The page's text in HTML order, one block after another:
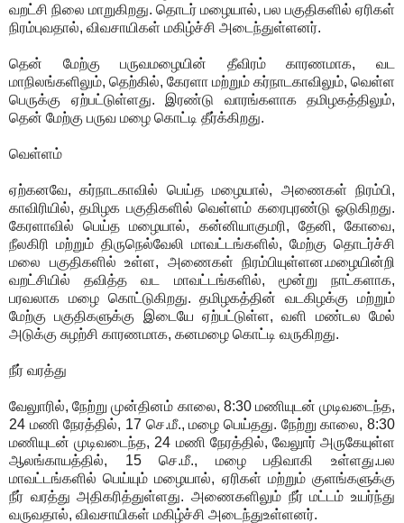
வறட்சி நிலை மாறுகிறது. தொடர் மழையால், பல பகுதிகளில் ஏரிகள்
நிரம்புவதால், விவசாயிகள் மகிழ்ச்சி அடைந்துள்ளனர்.
தென் மேற்கு பருவமழையின் தீவிரம் காரணமாக, வட
மாநிலங்களிலும், தெற்கில், கேரளா மற்றும் கர்நாடகாவிலும், வெள்ள
பெருக்கு ஏற்பட்டுள்ளது. இரண்டு வாரங்களாக தமிழகத்திலும்,
தென் மேற்கு பருவ மழை கொட்டி தீர்க்கிறது.
வெள்ளம்
ஏற்கனவே, கர்நாடகாவில் பெய்த மழையால், அணைகள் நிரம்பி,
காவிரியில், தமிழக பகுதிகளில் வெள்ளம் கரைபுரண்டு ஓடுகிறது.
கேரளாவில் பெய்த மழையால், கன்னியாகுமரி, தேனி, கோவை,
நீலகிரி மற்றும் திருநெல்வேலி மாவட்டங்களில், மேற்கு தொடர்ச்சி
மலை பகுதிகளில் உள்ள, அணைகள் நிரம்பியுள்ளன.மழையின்றி
வறட்சியில் தவித்த வட மாவட்டங்களில், மூன்று நாட்களாக,
பரவலாக மழை கொட்டுகிறது. தமிழகத்தின் வடகிழக்கு மற்றும்
மேற்கு பகுதிகளுக்கு இடையே ஏற்பட்டுள்ள, வளி மண்டல மேல்
அடுக்கு சுழற்சி காரணமாக, கனமழை கொட்டி வருகிறது.
நீர் வரத்து
வேலுாரில், நேற்று முன்தினம் காலை, 8:30 மணியுடன் முடிவடைந்த,
24 மணி நேரத்தில், 17 செ.மீ., மழை பெய்தது. நேற்று காலை, 8:30
மணியுடன் முடிவடைந்த, 24 மணி நேரத்தில், வேலுார் அருகேயுள்ள
ஆலங்காயத்தில், 15 செ.மீ., மழை பதிவாகி உள்ளது.பல
மாவட்டங்களில் பெய்யும் மழையால், ஏரிகள் மற்றும் குளங்களுக்கு
நீர் வரத்து அதிகரித்துள்ளது. அணைகளிலும் நீர் மட்டம் உயர்ந்து
வருவதால், விவசாயிகள் மகிழ்ச்சி அடைந்துஉள்ளனர்.